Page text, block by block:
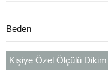
Beden
Kişiye Özel Ölçülü Dikim